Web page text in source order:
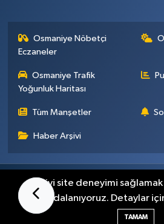
Osmaniye Nöbetçi
Eczaneler
Osmaniye Trafik
Yoğunluk Haritası
Tüm Manşetler
Haber Arşivi
Künye İletişim Gizlilik
Haber Yazılımı:
En iyi site deneyimi
faydalanıyoruz. Detaylar
TAMAM